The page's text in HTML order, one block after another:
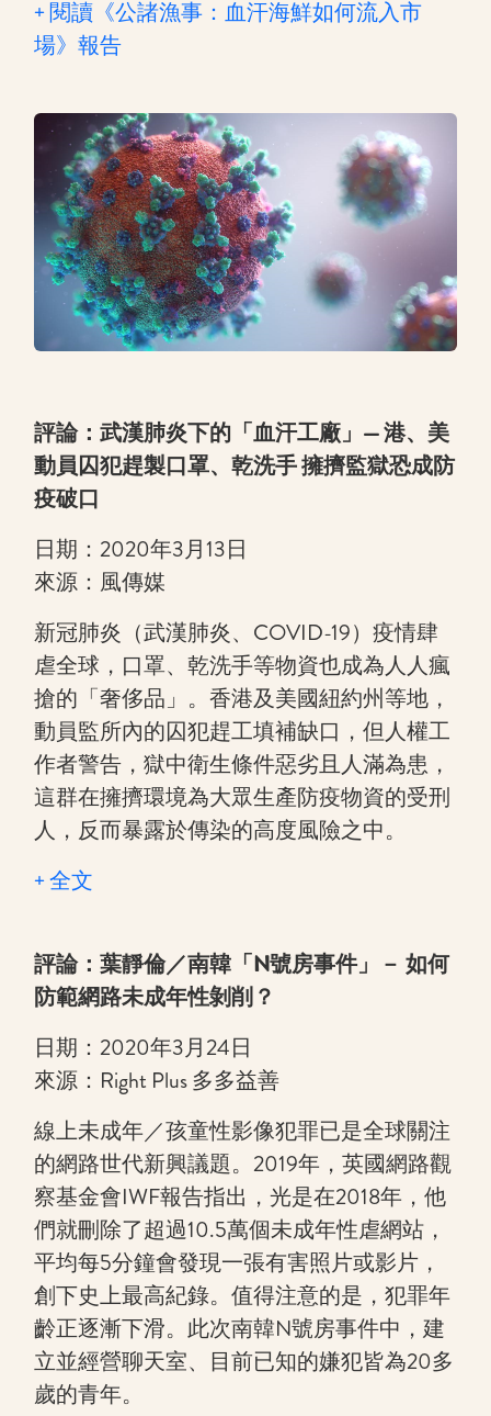
+ 閱讀《公諸漁事：血汗海鮮如何流入市
場》報告
評論：武漢肺炎下的「血汗工廠」— 港、美
動員囚犯趕製口罩、乾洗手 擁擠監獄恐成防
疫破口
日期：2020年3月13日
來源：風傳媒
新冠肺炎（武漢肺炎、COVID-19）疫情肆
虐全球，口罩、乾洗手等物資也成為人人瘋
搶的「奢侈品」。香港及美國紐約州等地，
動員監所內的囚犯趕工填補缺口，但人權工
作者警告，獄中衛生條件惡劣且人滿為患，
這群在擁擠環境為大眾生產防疫物資的受刑
人，反而暴露於傳染的高度風險之中。
+ 全文
評論：葉靜倫／南韓「N號房事件」－ 如何
防範網路未成年性剝削？
日期：2020年3月24日
來源：Right Plus 多多益善
線上未成年／孩童性影像犯罪已是全球關注
的網路世代新興議題。2019年，英國網路觀
察基金會IWF報告指出，光是在2018年，他
們就刪除了超過10.5萬個未成年性虐網站，
平均每5分鐘會發現一張有害照片或影片，
創下史上最高紀錄。值得注意的是，犯罪年
齡正逐漸下滑。此次南韓N號房事件中，建
立並經營聊天室、目前已知的嫌犯皆為20多
歲的青年。